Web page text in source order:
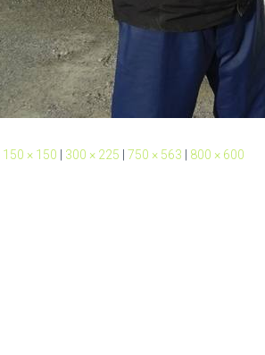
150 × 150 300 × 225 750 × 563 800 × 600